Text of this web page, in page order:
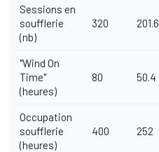
Sessions en
soufflerie
(nb)
320 201.6
"Wind On
Time"
(heures)
80 50.4
Occupation
soufflerie
(heures)
400 252